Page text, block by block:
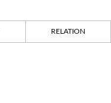
RELATION